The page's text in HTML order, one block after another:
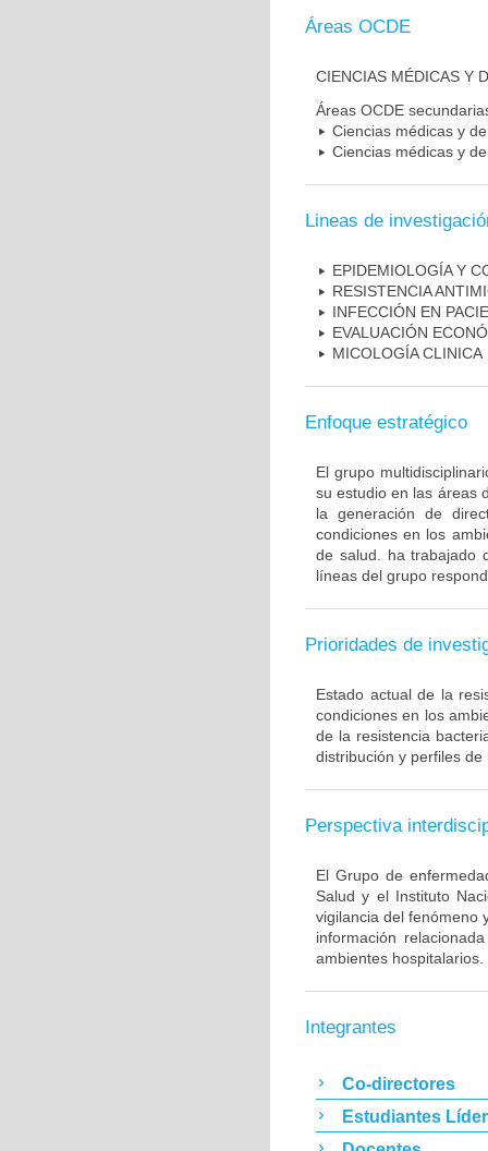
Áreas OCDE
CIENCIAS MÉDICAS Y
Áreas OCDE
Ciencias médicas y
Ciencias médicas y
Lineas de
EPIDEMIOLOGÍA Y
RESISTENCIA
INFECCIÓN EN
EVALUACIÓN
MICOLOGÍA CLINICA
Enfoque estratégico
El grupo
su estudio en las áreas
la generación de
condiciones en los
de salud. ha trabajado
líneas del grupo
Prioridades de
Estado actual de la
condiciones en los
de la resistencia
distribución y perfiles de
Perspectiva
El Grupo de
Salud y el Instituto
vigilancia del fenómeno
información
ambientes hospitalarios.
Integrantes
Co-directores
Estudiantes